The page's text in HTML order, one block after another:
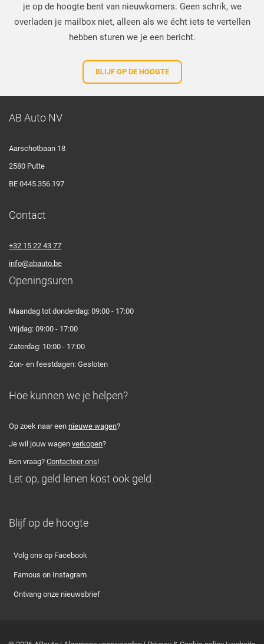
je op de hoogte bent van nieuwkomers. Geen schrik, we
overladen je mailbox niet, alleen als we écht iets te vertellen
hebben sturen we je een bericht.
BLIJF OP DE HOOGTE
AB Auto NV
Aarschotbaan 18
2580 Putte
BE 0445.356.197
Contact
+32 15 22 43 77
info@abauto.be
Openingsuren
Maandag tot donderdag: 09:00 - 17:00
Vrijdag: 09:00 - 17:00
Zaterdag: 10:00 - 17:00
Zon- en feestdagen: Gesloten
Hoe kunnen we je helpen?
Op zoek naar een nieuwe wagen?
Je wil jouw wagen verkopen?
Een vraag? Contacteer ons!
Let op, geld lenen kost ook geld.
Blijf op de hoogte
Volg ons op Facebook
Famous on Instagram
Ontvang onze nieuwsbrief